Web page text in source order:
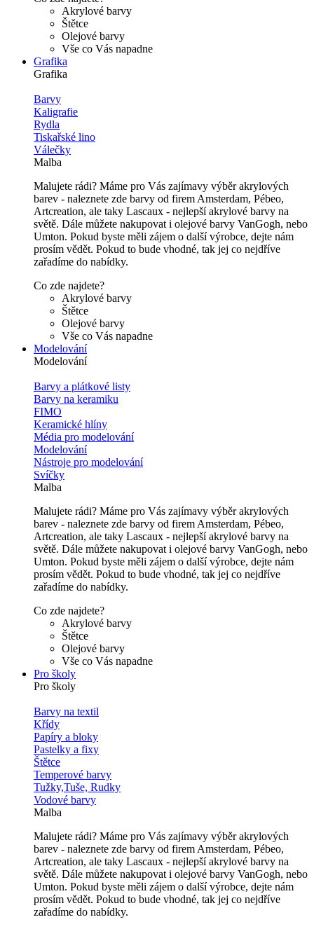
Akrylové barvy
Štětce
Olejové barvy
Vše co Vás napadne
Grafika
Grafika
Barvy
Kaligrafie
Rydla
Tiskařské lino
Válečky
Malba
Malujete rádi? Máme pro Vás zajímavy výběr akrylových
barev - naleznete zde barvy od firem Amsterdam, Pébeo,
Artcreation, ale taky Lascaux - nejlepší akrylové barvy na
světě. Dále můžete nakupovat i olejové barvy VanGogh, nebo
Umton. Pokud byste měli zájem o další výrobce, dejte nám
prosím vědět. Pokud to bude vhodné, tak jej co nejdříve
zařadíme do nabídky.
Co zde najdete?
Akrylové barvy
Štětce
Olejové barvy
Vše co Vás napadne
Modelování
Modelování
Barvy a plátkové listy
Barvy na keramiku
FIMO
Keramické hlíny
Média pro modelování
Modelování
Nástroje pro modelování
Svíčky
Malba
Malujete rádi? Máme pro Vás zajímavy výběr akrylových
barev - naleznete zde barvy od firem Amsterdam, Pébeo,
Artcreation, ale taky Lascaux - nejlepší akrylové barvy na
světě. Dále můžete nakupovat i olejové barvy VanGogh, nebo
Umton. Pokud byste měli zájem o další výrobce, dejte nám
prosím vědět. Pokud to bude vhodné, tak jej co nejdříve
zařadíme do nabídky.
Co zde najdete?
Akrylové barvy
Štětce
Olejové barvy
Vše co Vás napadne
Pro školy
Pro školy
Barvy na textil
Křídy
Papíry a bloky
Pastelky a fixy
Štětce
Temperové barvy
Tužky,Tuše, Rudky
Vodové barvy
Malba
Malujete rádi? Máme pro Vás zajímavy výběr akrylových
barev - naleznete zde barvy od firem Amsterdam, Pébeo,
Artcreation, ale taky Lascaux - nejlepší akrylové barvy na
světě. Dále můžete nakupovat i olejové barvy VanGogh, nebo
Umton. Pokud byste měli zájem o další výrobce, dejte nám
prosím vědět. Pokud to bude vhodné, tak jej co nejdříve
zařadíme do nabídky.